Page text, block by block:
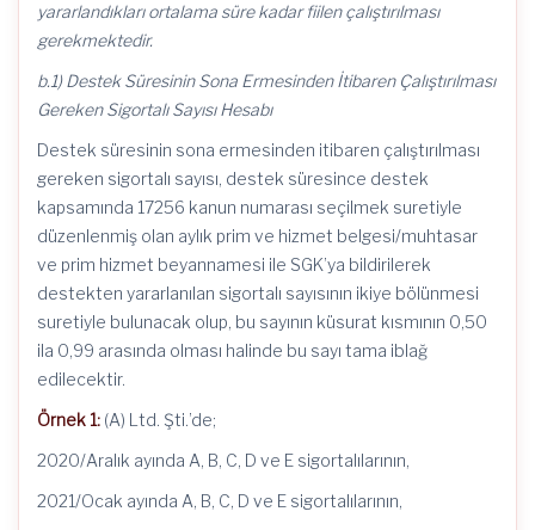
yararlandıkları ortalama süre kadar fiilen çalıştırılması
gerekmektedir.
b.1) Destek Süresinin Sona Ermesinden İtibaren Çalıştırılması
Gereken Sigortalı Sayısı Hesabı
Destek süresinin sona ermesinden itibaren çalıştırılması
gereken sigortalı sayısı, destek süresince destek
kapsamında 17256 kanun numarası seçilmek suretiyle
düzenlenmiş olan aylık prim ve hizmet belgesi/muhtasar
ve prim hizmet beyannamesi ile SGK’ya bildirilerek
destekten yararlanılan sigortalı sayısının ikiye bölünmesi
suretiyle bulunacak olup, bu sayının küsurat kısmının 0,50
ila 0,99 arasında olması halinde bu sayı tama iblağ
edilecektir.
Örnek 1: (A) Ltd. Şti.’de;
2020/Aralık ayında A, B, C, D ve E sigortalılarının,
2021/Ocak ayında A, B, C, D ve E sigortalılarının,